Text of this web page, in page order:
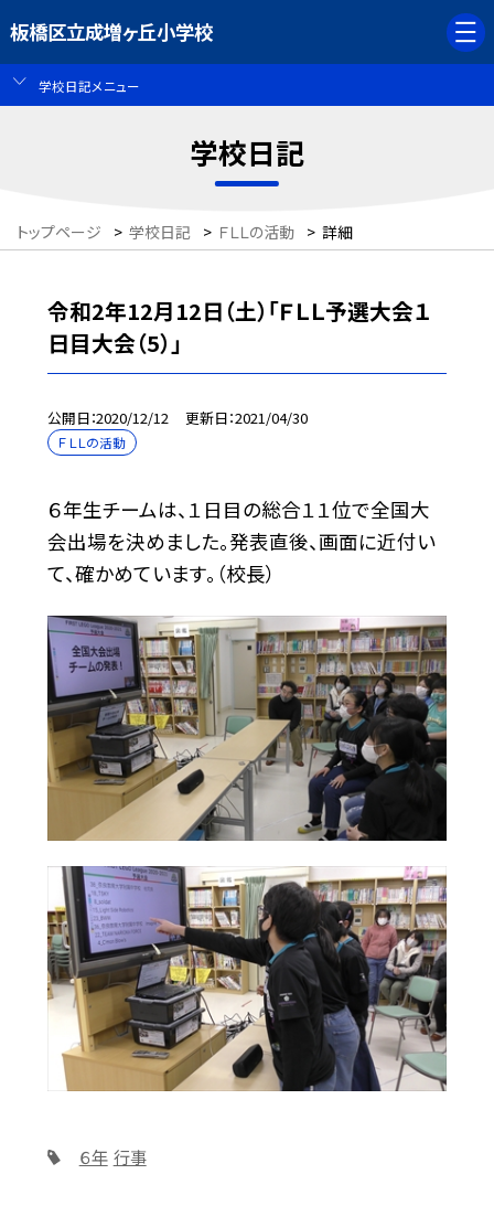
板橋区立成増ヶ丘小学校
学校日記メニュー
学校日記
トップページ > 学校日記 > ＦＬＬの活動 > 詳細
令和2年12月12日（土）「ＦＬＬ予選大会１
日目大会（5）」
公開日 2020/12/12 更新日 2021/04/30
ＦＬＬの活動
６年生チームは、１日目の総合１１位で全国大
会出場を決めました。発表直後、画面に近付い
て、確かめています。（校長）
６年 行事